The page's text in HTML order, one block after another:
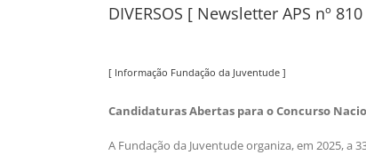
DIVERSOS [ Newsletter APS nº
[ Informação Fundação da Juventude ]
Candidaturas Abertas para o Concurso
A Fundação da Juventude organiza, em 2025, a